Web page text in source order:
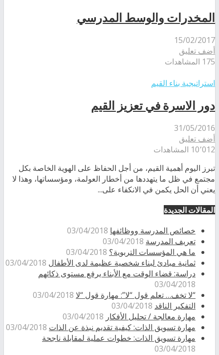
المخدرات والوسط المدرسي
15/02/2017
أضف تعليق
175 المشاهدات
استراتيجية بناء القيم
دور الاسرة في تعزيز القيم
31/05/2016
أضف تعليق
10٬012 المشاهدات
تبرز اليوم أهمية القيم، من أجل الحفاظ على الهوية الخاصة بكل
مجتمع في ظل ما يتهددها من أخطار العولمة، ومؤسساتها، وهذا لا
يعني أن الحل يكمن في الانكفاء على...
المقالات الجديدة
خصائص المدرسة ووظائفها 03/04/2018
تعريف المدرسة 03/04/2018
ما هي المؤسسات التربوية؟ 03/04/2018
ثمانية مبادئ لبناء شخصية عظيمة لدى الأطفال 03/04/2018
دراسة: قضاء الوقت مع الأبناء يرفع مستوى ذكائهم
03/04/2018
“لا تخف… تعلم قول “لا”: مهارة قول “لا 03/04/2018
التفكير الناقد 03/04/2018
مهارة معالجة / تحليل الأفكار 03/04/2018
مهارة تسويق الذات: كيفية تقديم نبذة عن الذات 03/04/2018
مهارة تسويق الذات: خطوات عملية لمقابلة ناجحة
03/04/2018